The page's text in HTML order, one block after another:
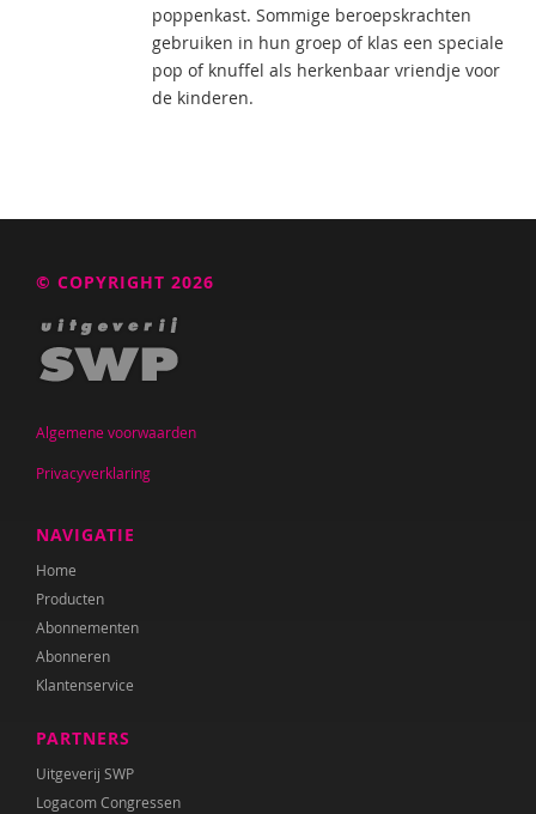
poppenkast. Sommige beroepskrachten
gebruiken in hun groep of klas een speciale
pop of knuffel als herkenbaar vriendje voor
de kinderen.
© COPYRIGHT 2026
Algemene voorwaarden
Privacyverklaring
NAVIGATIE
Home
Producten
Abonnementen
Abonneren
Klantenservice
PARTNERS
Uitgeverij SWP
Logacom Congressen